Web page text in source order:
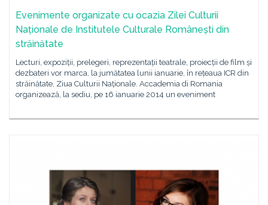
Evenimente organizate cu ocazia Zilei Culturii
Naționale de Institutele Culturale Românești din
străinătate
Lecturi, expoziții, prelegeri, reprezentații teatrale, proiecții de film și
dezbateri vor marca, la jumătatea lunii ianuarie, în rețeaua ICR din
străinătate, Ziua Culturii Naționale. Accademia di Romania
organizează, la sediu, pe 16 ianuarie 2014 un eveniment